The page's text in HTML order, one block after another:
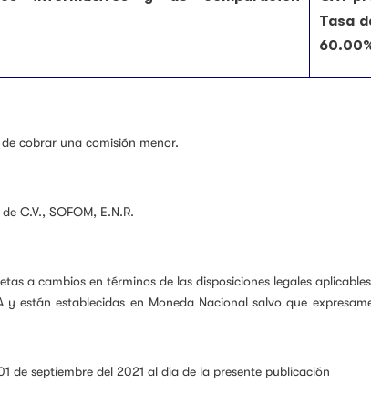
Tasa
cobrar una comisión menor.
C.V., SOFOM, E.N.R.
a cambios en términos de las disposiciones legales
están establecidas en Moneda Nacional salvo que
de septiembre del 2021 al día de la presente publicación